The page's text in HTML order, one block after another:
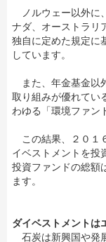
ノルウェー以外に
ナダ、オーストラリ
独自に定めた規定に
しています。
また、年金基金以
取り組みが優れてい
わゆる「環境ファン
この結果、２０１
イベストメントを投
投資ファンドの総額
ます。
ダイベストメントは
石炭は新興国や発